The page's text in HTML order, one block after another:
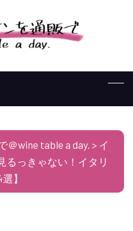
＠wine table a day. > イ
るっきゃない！イタリ
】